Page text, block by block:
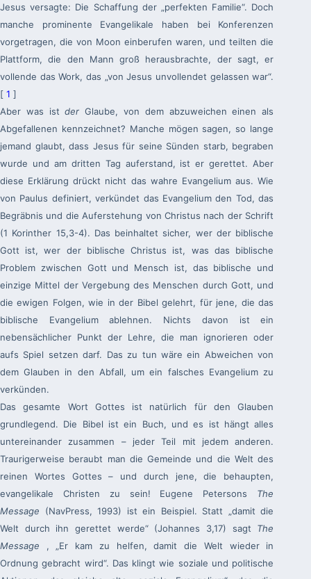
Jesus versagte: Die Schaffung der „perfekten Familie“. Doch
manche prominente Evangelikale haben bei Konferenzen
vorgetragen, die von Moon einberufen waren, und teilten die
Plattform, die den Mann groß herausbrachte, der sagt, er
vollende das Work, das „von Jesus unvollendet gelassen war“.
[ 1 ]
Aber was istder Glaube, von dem abzuweichen einen als
Abgefallenen kennzeichnet? Manche mögen sagen, so lange
jemand glaubt, dass Jesus für seine Sünden starb, begraben
wurde und am dritten Tag auferstand, ist er gerettet. Aber
diese Erklärung drückt nicht das wahre Evangelium aus. Wie
von Paulus definiert, verkündet das Evangelium den Tod, das
Begräbnis und die Auferstehung von Christus nach der Schrift
(1 Korinther 15,3-4). Das beinhaltet sicher, wer der biblische
Gott ist, wer der biblische Christus ist, was das biblische
Problem zwischen Gott und Mensch ist, das biblische und
einzige Mittel der Vergebung des Menschen durch Gott, und
die ewigen Folgen, wie in der Bibel gelehrt, für jene, die das
biblische Evangelium ablehnen. Nichts davon ist ein
nebensächlicher Punkt der Lehre, die man ignorieren oder
aufs Spiel setzen darf. Das zu tun wäre ein Abweichen von
dem Glauben in den Abfall, um ein falsches Evangelium zu
verkünden.
Das gesamte Wort Gottes ist natürlich für den Glauben
grundlegend. Die Bibel ist ein Buch, und es ist hängt alles
untereinander zusammen – jeder Teil mit jedem anderen.
Traurigerweise beraubt man die Gemeinde und die Welt des
reinen Wortes Gottes – und durch jene, die behaupten,
evangelikale Christen zu sein! Eugene Petersons The
Message (NavPress, 1993) ist ein Beispiel. Statt „damit die
Welt durch ihn gerettet werde“ (Johannes 3,17) sagt The
Message , „Er kam zu helfen, damit die Welt wieder in
Ordnung gebracht wird“. Das klingt wie soziale und politische